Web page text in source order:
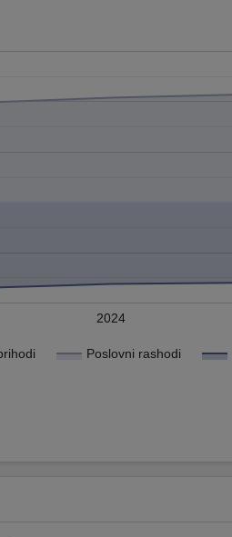
Poslovni rashodi
2024